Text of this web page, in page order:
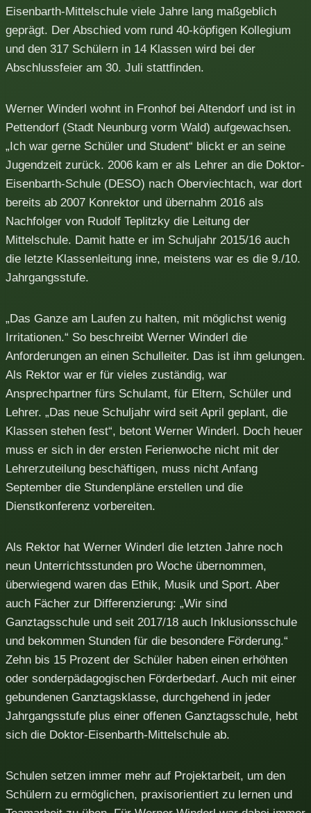
Eisenbarth-Mittelschule viele Jahre lang maßgeblich
geprägt. Der Abschied vom rund 40-köpfigen Kollegium
und den 317 Schülern in 14 Klassen wird bei der
Abschlussfeier am 30. Juli stattfinden.
Werner Winderl wohnt in Fronhof bei Altendorf und ist in
Pettendorf (Stadt Neunburg vorm Wald) aufgewachsen.
„Ich war gerne Schüler und Student“ blickt er an seine
Jugendzeit zurück. 2006 kam er als Lehrer an die Doktor-
Eisenbarth-Schule (DESO) nach Oberviechtach, war dort
bereits ab 2007 Konrektor und übernahm 2016 als
Nachfolger von Rudolf Teplitzky die Leitung der
Mittelschule. Damit hatte er im Schuljahr 2015/16 auch
die letzte Klassenleitung inne, meistens war es die 9./10.
Jahrgangsstufe.
„Das Ganze am Laufen zu halten, mit möglichst wenig
Irritationen.“ So beschreibt Werner Winderl die
Anforderungen an einen Schulleiter. Das ist ihm gelungen.
Als Rektor war er für vieles zuständig, war
Ansprechpartner fürs Schulamt, für Eltern, Schüler und
Lehrer. „Das neue Schuljahr wird seit April geplant, die
Klassen stehen fest“, betont Werner Winderl. Doch heuer
muss er sich in der ersten Ferienwoche nicht mit der
Lehrerzuteilung beschäftigen, muss nicht Anfang
September die Stundenpläne erstellen und die
Dienstkonferenz vorbereiten.
Als Rektor hat Werner Winderl die letzten Jahre noch
neun Unterrichtsstunden pro Woche übernommen,
überwiegend waren das Ethik, Musik und Sport. Aber
auch Fächer zur Differenzierung: „Wir sind
Ganztagsschule und seit 2017/18 auch Inklusionsschule
und bekommen Stunden für die besondere Förderung.“
Zehn bis 15 Prozent der Schüler haben einen erhöhten
oder sonderpädagogischen Förderbedarf. Auch mit einer
gebundenen Ganztagsklasse, durchgehend in jeder
Jahrgangsstufe plus einer offenen Ganztagsschule, hebt
sich die Doktor-Eisenbarth-Mittelschule ab.
Schulen setzen immer mehr auf Projektarbeit, um den
Schülern zu ermöglichen, praxisorientiert zu lernen und